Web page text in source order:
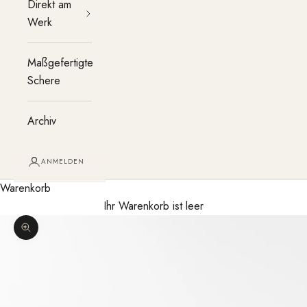
Direkt am
Werk
Maßgefertigte
Schere
Archiv
ANMELDEN
Warenkorb
Ihr Warenkorb ist leer
Bild vergrößern